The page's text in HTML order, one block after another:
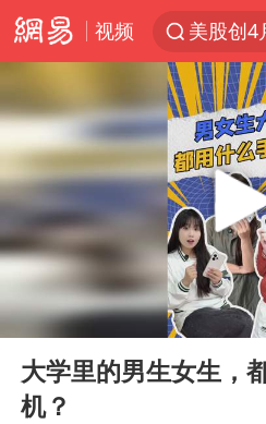
视频
美股创4
胡彦斌
Play
00:00
大学里的男生女生，
机？